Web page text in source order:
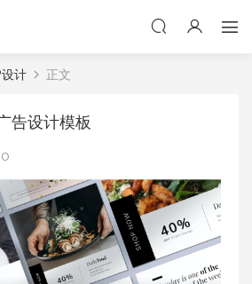
计 正文
告设计模板